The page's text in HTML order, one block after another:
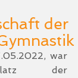
der
war
der